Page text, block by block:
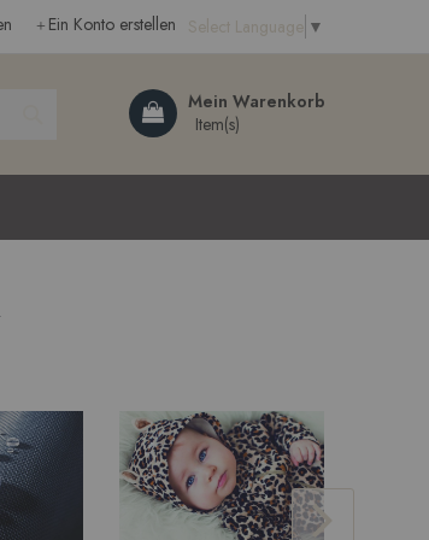
Select Language ▼
Ein Konto erstellen
Mein Warenkorb